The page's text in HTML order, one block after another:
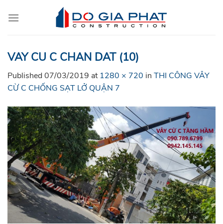
VAY CU C CHAN DAT (10)
Published 07/03/2019 at 1280 × 720 in THI CÔNG VÂY
CỪ C CHỐNG SẠT LỞ QUẬN 7